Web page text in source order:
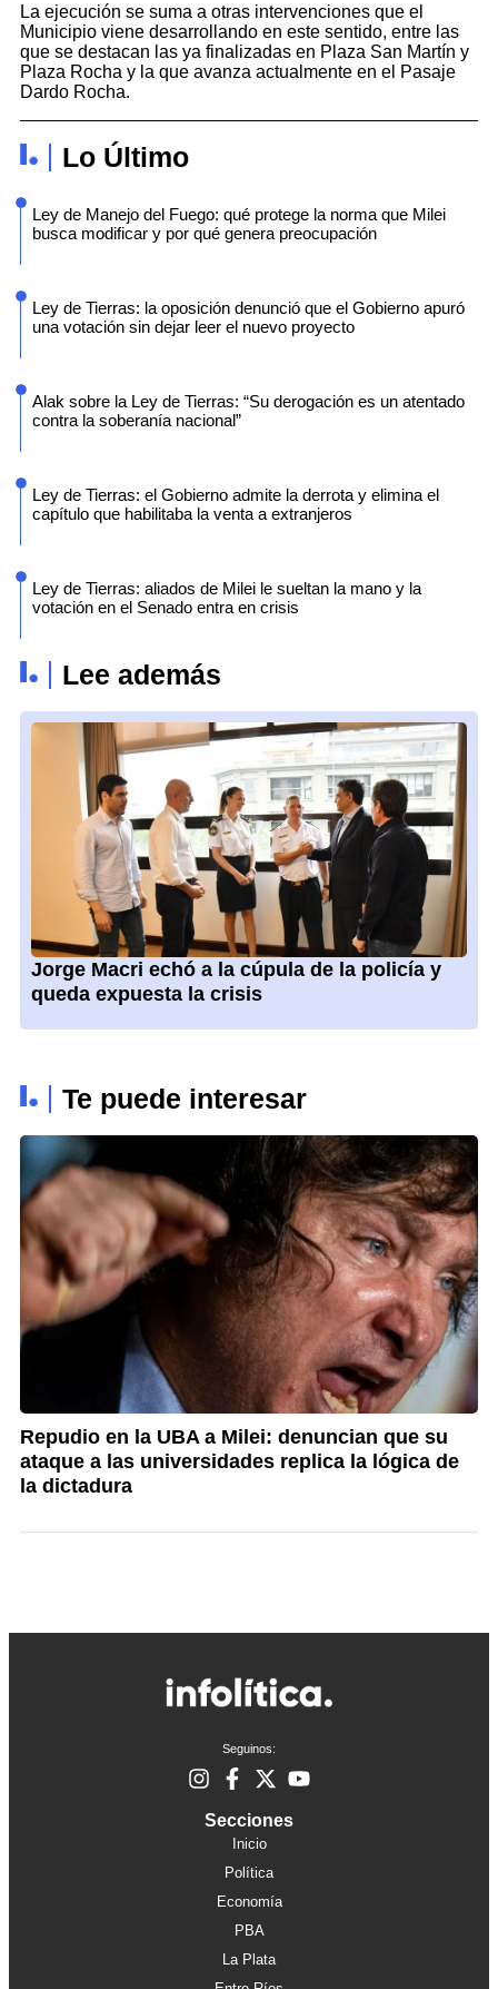
La ejecución se suma a otras intervenciones que el
Municipio viene desarrollando en este sentido, entre las
que se destacan las ya finalizadas en Plaza San Martín y
Plaza Rocha y la que avanza actualmente en el Pasaje
Dardo Rocha.
Lo Último
Ley de Manejo del Fuego: qué protege la norma que Milei
busca modificar y por qué genera preocupación
Ley de Tierras: la oposición denunció que el Gobierno apuró
una votación sin dejar leer el nuevo proyecto
Alak sobre la Ley de Tierras: “Su derogación es un atentado
contra la soberanía nacional”
Ley de Tierras: el Gobierno admite la derrota y elimina el
capítulo que habilitaba la venta a extranjeros
Ley de Tierras: aliados de Milei le sueltan la mano y la
votación en el Senado entra en crisis
Lee además
Jorge Macri echó a la cúpula de la policía y
queda expuesta la crisis
Te puede interesar
Repudio en la UBA a Milei: denuncian que su
ataque a las universidades replica la lógica de
la dictadura
Seguinos:
Secciones
Inicio
Política
Economía
PBA
La Plata